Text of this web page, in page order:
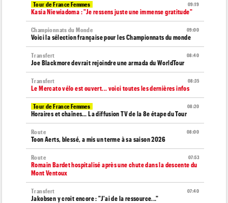
09:19
Tour de France Femmes
Kasia Niewiadoma : "Je ressens juste une immense gratitude"
09:00
Championnats du Monde
Voici la sélection française pour les Championnats du monde
08:40
Transfert
Joe Blackmore devrait rejoindre une armada du WorldTour
08:35
Transfert
Le Mercato vélo est ouvert... voici toutes les dernières infos
08:20
Tour de France Femmes
Horaires et chaînes… La diffusion TV de la 8e étape du Tour
08:00
Route
Toon Aerts, blessé, a mis un terme à sa saison 2026
07:53
Route
Romain Bardet hospitalisé après une chute dans la descente du
Mont Ventoux
07:40
Transfert
Jakobsen y croit encore : "J'ai de la ressource..."